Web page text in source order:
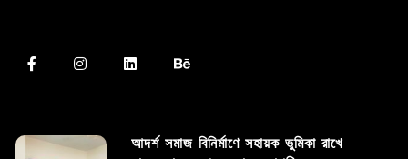
আদর্শ সমাজ বিনির্মাণে সহায়ক ভুমিকা রাখে